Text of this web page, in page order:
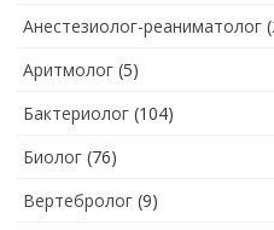
Анестезиолог-реаниматолог
Аритмолог (5)
Бактериолог (104)
Биолог (76)
Вертебролог (9)